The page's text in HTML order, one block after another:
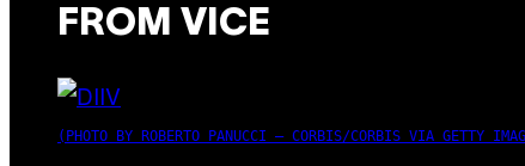
FROM VICE
(PHOTO BY ROBERTO PANUCCI – CORBIS/CORBIS VIA GETTY